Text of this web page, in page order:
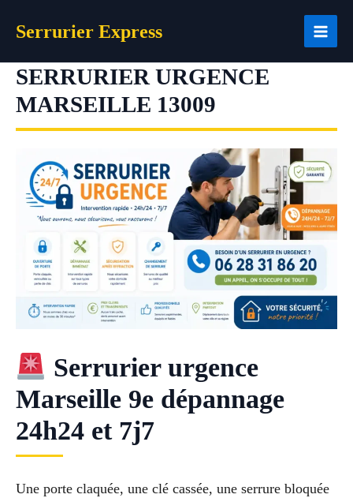
Serrurier Express
SERRURIER URGENCE
MARSEILLE 13009
Serrurier urgence
Marseille 9e dépannage
24h24 et 7j7
Une porte claquée, une clé cassée, une serrure bloquée